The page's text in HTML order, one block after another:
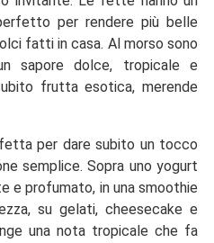
per rendere più belle
fatti in casa. Al morso sono
sapore dolce, tropicale e
frutta esotica, merende
per dare subito un tocco
semplice. Sopra uno yogurt
e profumato, in una smoothie
su gelati, cheesecake e
una nota tropicale che fa